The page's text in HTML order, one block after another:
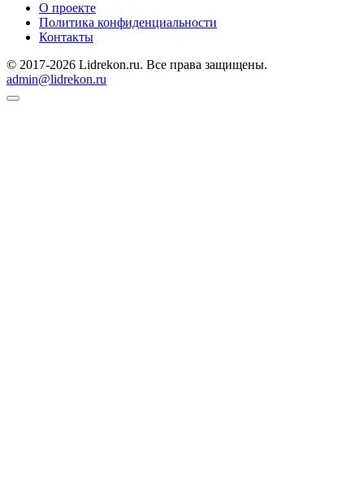
О проекте
Политика конфиденциальности
Контакты
© 2017-2026 Lidrekon.ru. Все права защищены.
admin@lidrekon.ru